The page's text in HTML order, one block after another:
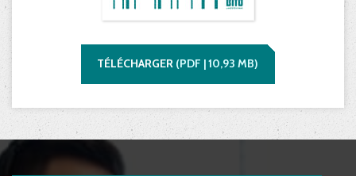
TÉLÉCHARGER (PDF |10,93 MB)